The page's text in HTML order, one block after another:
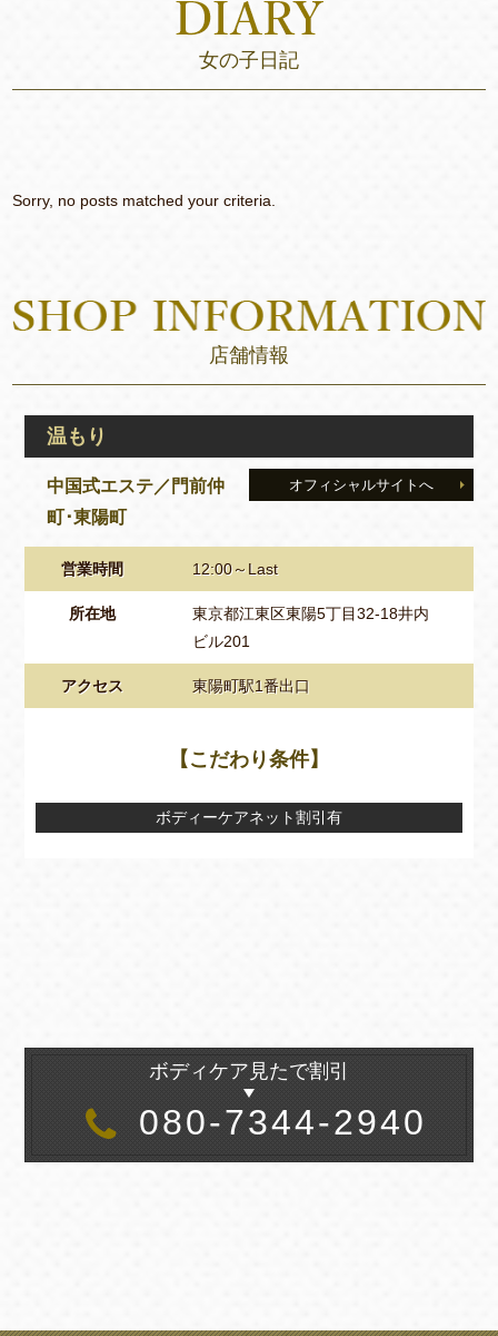
女の子日記
Sorry, no posts matched your criteria.
店舗情報
温もり
オフィシャルサイトへ
中国式エステ／門前仲
町･東陽町
営業時間 12:00～Last
所在地
東京都江東区東陽5丁目32-18井内
ビル201
アクセス 東陽町駅1番出口
【こだわり条件】
ボディーケアネット割引有
ボディケア見たで割引
080-7344-2940